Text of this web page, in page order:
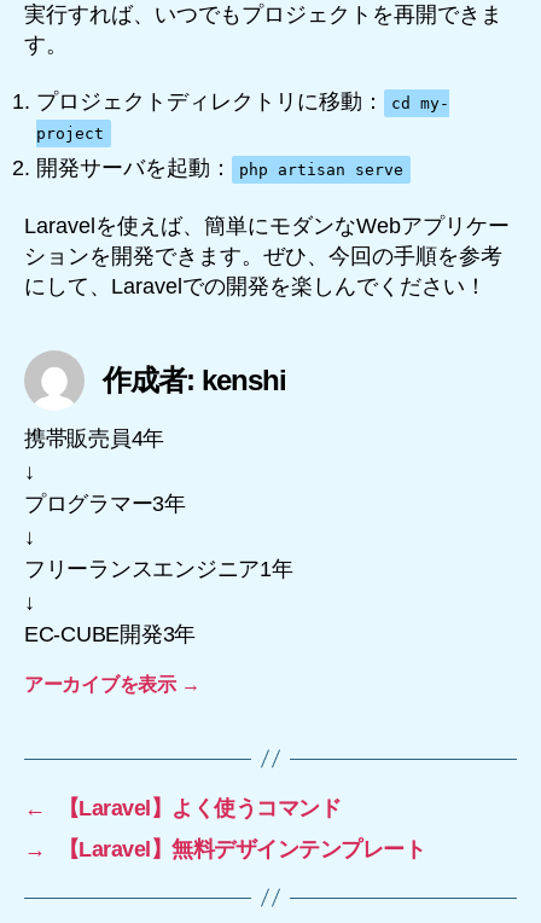
実行すれば、いつでもプロジェクトを再開できま
す。
プロジェクトディレクトリに移動：
cd my-
project
開発サーバを起動： php artisan serve
Laravelを使えば、簡単にモダンなWebアプリケー
ションを開発できます。ぜひ、今回の手順を参考
にして、Laravelでの開発を楽しんでください！
作成者: kenshi
携帯販売員4年
↓
プログラマー3年
↓
フリーランスエンジニア1年
↓
EC-CUBE開発3年
アーカイブを表示 →
←
【Laravel】よく使うコマンド
→
【Laravel】無料デザインテンプレート